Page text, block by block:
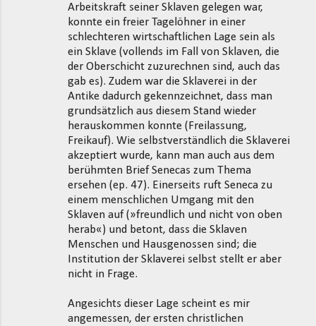
Arbeitskraft seiner Sklaven gelegen war,
konnte ein freier Tagelöhner in einer
schlechteren wirtschaftlichen Lage sein als
ein Sklave (vollends im Fall von Sklaven, die
der Oberschicht zuzurechnen sind, auch das
gab es). Zudem war die Sklaverei in der
Antike dadurch gekennzeichnet, dass man
grundsätzlich aus diesem Stand wieder
herauskommen konnte (Freilassung,
Freikauf). Wie selbstverständlich die Sklaverei
akzeptiert wurde, kann man auch aus dem
berühmten Brief Senecas zum Thema
ersehen (ep. 47). Einerseits ruft Seneca zu
einem menschlichen Umgang mit den
Sklaven auf (»freundlich und nicht von oben
herab«) und betont, dass die Sklaven
Menschen und Hausgenossen sind; die
Institution der Sklaverei selbst stellt er aber
nicht in Frage.
Angesichts dieser Lage scheint es mir
angemessen, der ersten christlichen